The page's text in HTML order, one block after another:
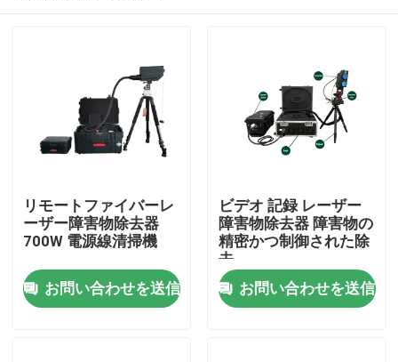
家
リモートファイバーレ
ーザー障害物除去器
700W 電源線清掃機
お問い合わせを送信
ビデオ 記録 レーザー
障害物除去器 障害物の
精密かつ制御された除
去
お問い合わせを送信